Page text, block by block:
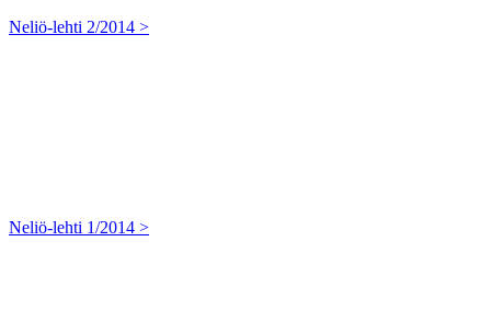
Neliö-lehti 2/2014 >
Neliö-lehti 1/2014 >